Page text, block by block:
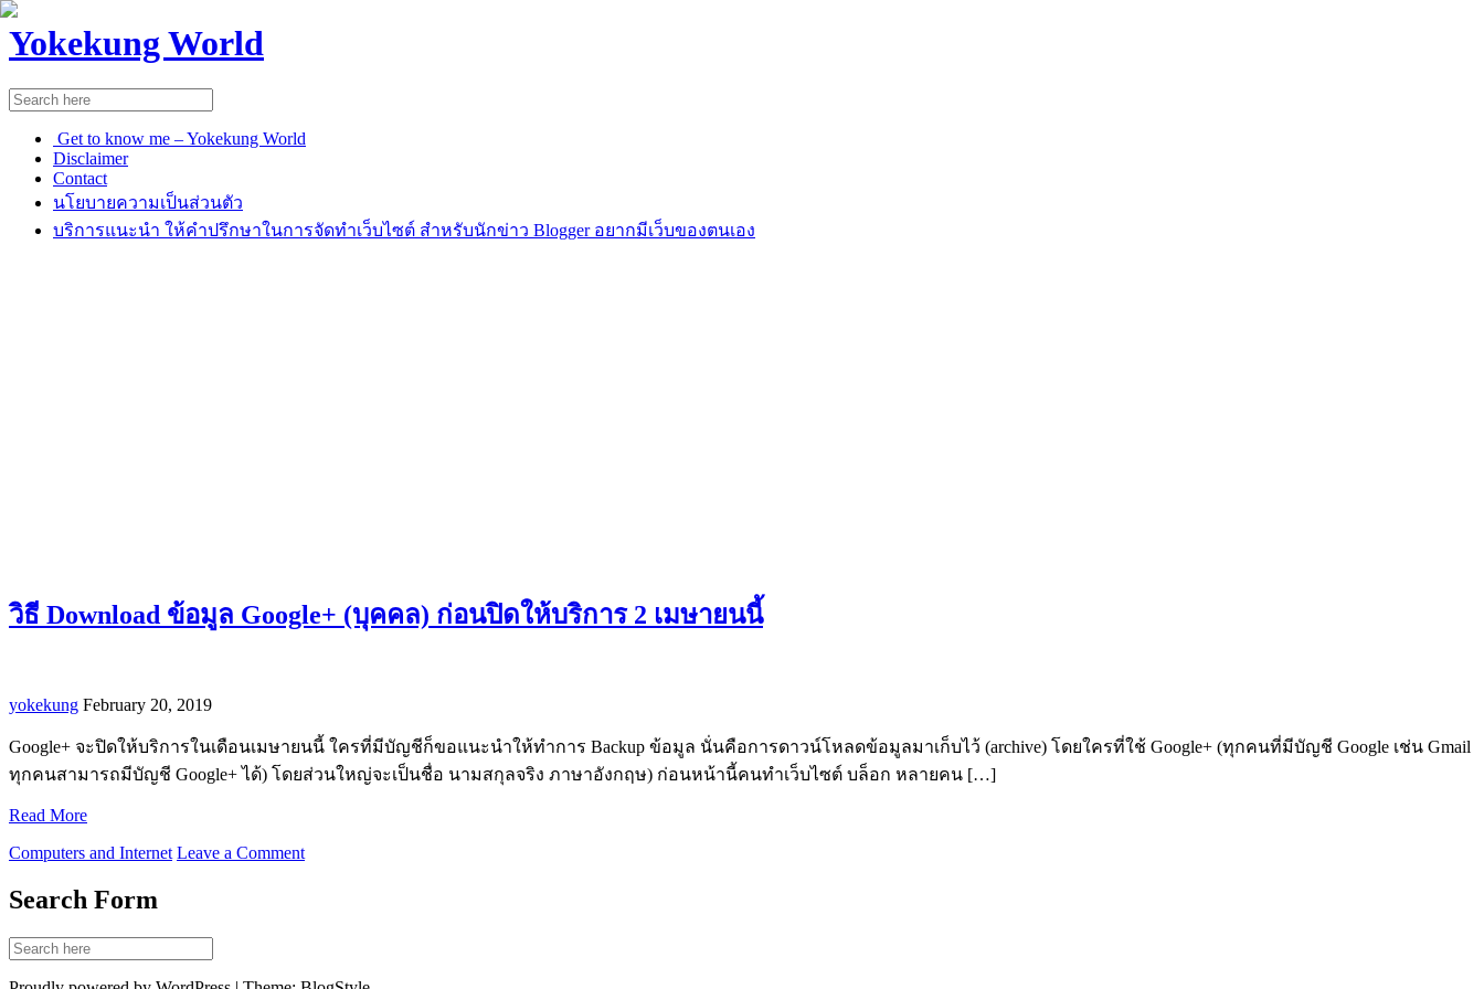
Yokekung World
Get to know me – Yokekung World
Disclaimer
Contact
นโยบายความเป็นส่วนตัว
บริการแนะนำ ให้คำปรึกษาในการจัดทำเว็บไซต์ สำหรับนักข่าว Blogger อยากมีเว็บของตนเอง
วิธี Download ข้อมูล Google+ (บุคคล) ก่อนปิดให้บริการ 2 เมษายนนี้
yokekung February 20, 2019
Google+ จะปิดให้บริการในเดือนเมษายนนี้ ใครที่มีบัญชีก็ขอแนะนำให้ทำการ Backup ข้อมูล นั่นคือการดาวน์โหลดข้อมูลมาเก็บไว้ (archive) โดยใครที่ใช้ Google+ (ทุกคนที่มีบัญชี Google เช่น Gmail
ทุกคนสามารถมีบัญชี Google+ ได้) โดยส่วนใหญ่จะเป็นชื่อ นามสกุลจริง ภาษาอังกฤษ) ก่อนหน้านี้คนทำเว็บไซต์ บล็อก หลายคน […]
Read More
Computers and Internet Leave a Comment
Search Form